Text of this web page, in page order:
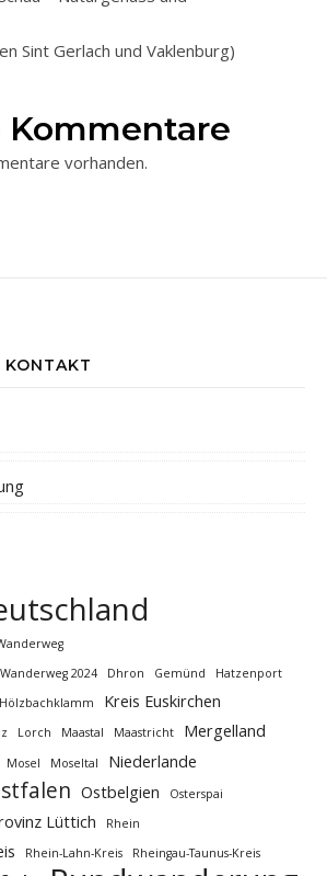
Sint Gerlach und Vaklenburg)
Kommentare
vorhanden.
KONTAKT
2024
Dhron Gemünd
Hatzenport
Hölzbachklamm Kreis Euskirchen
Lorch Maastal Maastricht Mergelland
Mosel Moseltal Niederlande
Ostbelgien Osterspai
Lüttich Rhein
Rhein-Lahn-Kreis Rheingau-Taunus-Kreis